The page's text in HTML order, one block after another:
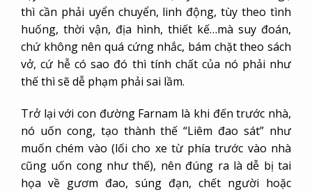
thì cần phải uyển chuyển, linh động, tùy theo tình
huống, thời vận, địa hình, thiết kế…mà suy đoán,
chứ không nên quá cứng nhắc, bám chặt theo sách
vở, cứ hễ có sao đó thì tính chất của nó phải như
thế thì sẽ dễ phạm phải sai lầm.
Trở lại với con đường Farnam là khi đến trước nhà,
nó uốn cong, tạo thành thế “Liêm đao sát” như
muốn chém vào (lối cho xe từ phía trước vào nhà
cũng uốn cong như thế), nên đúng ra là dễ bị tai
họa về gươm đao, súng đạn, chết người hoặc